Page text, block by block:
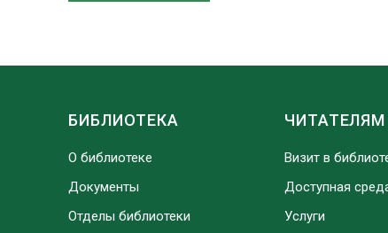
БИБЛИОТЕКА
О библиотеке
Документы
Отделы библиотеки
ЧИТАТЕЛЯМ
Визит в
Доступная
Услуги